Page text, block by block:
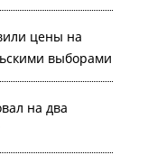
цены на
выборами
на два